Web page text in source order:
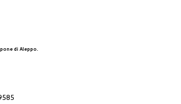
di Aleppo.